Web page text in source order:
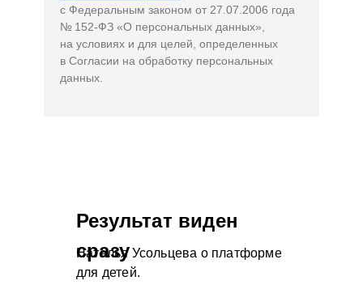
с Федеральным законом от 27.07.2006 года
№ 152-ФЗ «О персональных данных»,
на условиях и для целей, определенных
в Согласии на обработку персональных
данных.
Результат виден
сразу
Наталья Усольцева о платформе
для детей.